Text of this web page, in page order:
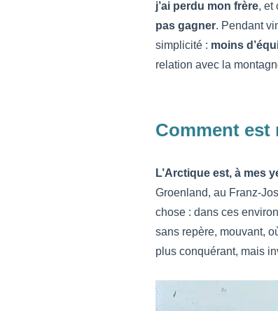
j’ai perdu mon frère, et
pas gagner. Pendant
simplicité : moins
relation avec la
Comment est
L’Arctique est, à mes
Groenland, au Franz-
chose : dans ces
sans repère, mouvant,
plus conquérant, mais